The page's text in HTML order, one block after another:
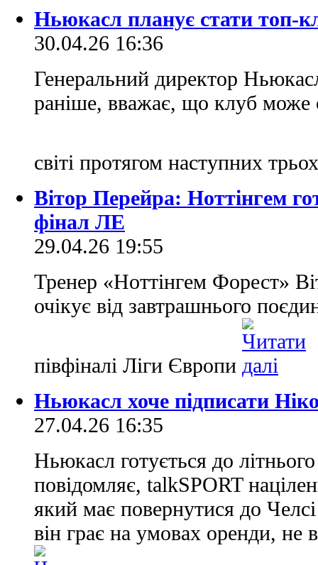
Ньюкасл планує стати топ-
30.04.26 16:36
Генеральний директор
раніше, вважає, що клуб може
світі протягом наступних
Вітор Перейра: Ноттінгем
фінал ЛЕ
29.04.26 19:55
Тренер «Ноттінгем Форест»
очікує від завтрашнього
півфіналі Ліги Європи
Ньюкасл хоче підписати
27.04.26 16:35
Ньюкасл готується до
повідомляє, talkSPORT
який має повернутися до
він грає на умовах оренди, не